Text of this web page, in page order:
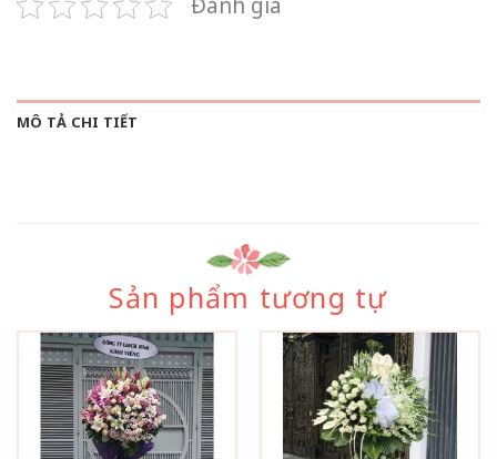
MÔ TẢ CHI TIẾT
Sản phẩm tương tự